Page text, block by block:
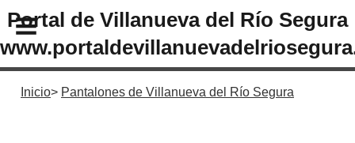
Portal de Villanueva del Río Segura
Inicio Pantalones de Villanueva del Río Segura